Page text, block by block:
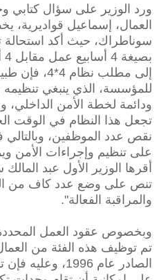
ورد الوزير على سؤال كتابي
العمال، إسماعيل
سوناطراك، حيث أكد استحالة
إلى مطلب
للمؤسسة، الذي ينبغي
ودائمة لخطة الأمن
تجعل هذا النظام في الوقت
نقص عدد الموظفين، وبالتالي
على تنظيم وإجراءات الأمن
تنص على وضع عدد كاف من
والمراقبة الفعالة".
وبخصوص عقود العمل
تم توظيف هذه الفئة من
الصادر عام